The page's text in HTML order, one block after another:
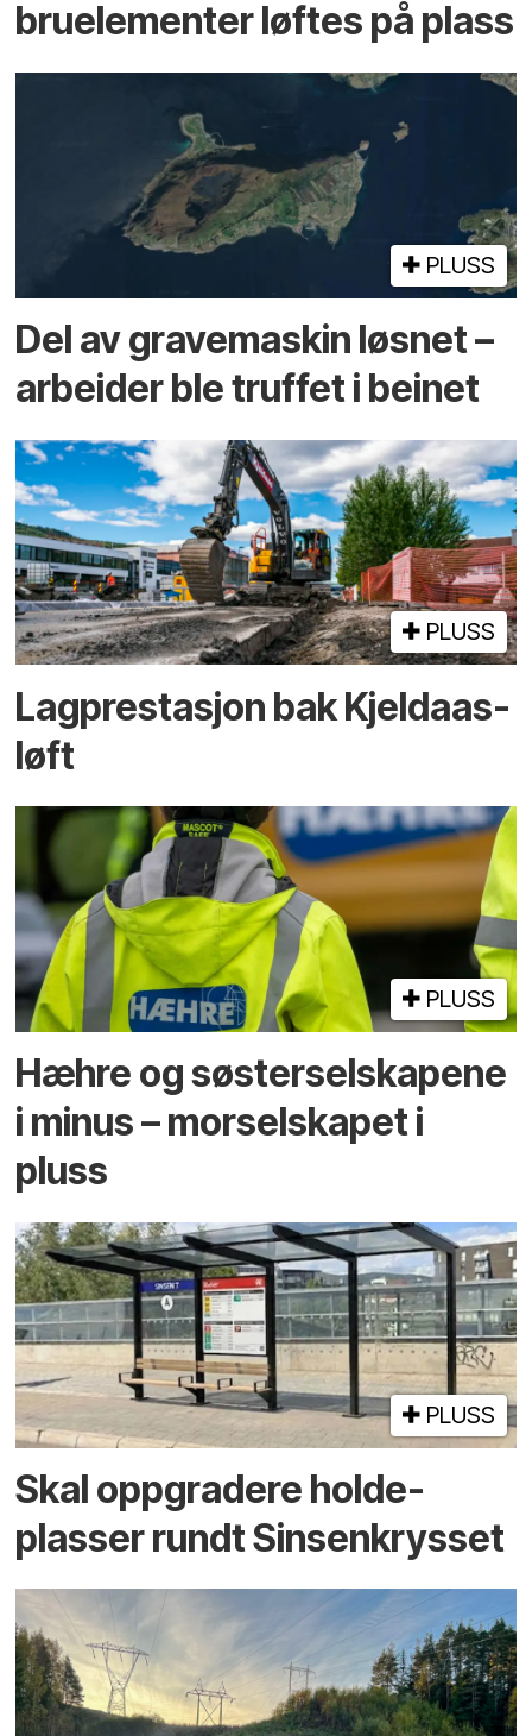
bru­elementer løftes på plass
PLUSS
Del av grave­maskin løsnet –
arbeider ble truffet i beinet
PLUSS
Lagprestasjon bak Kjeldaas-
løft
PLUSS
Hæhre og søster­selskapene
i minus – mor­selskapet i
pluss
PLUSS
Skal oppgradere holde­
plasser rundt Sinsenkrysset